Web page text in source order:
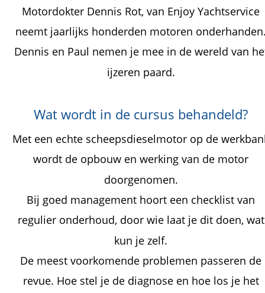
Motordokter Dennis Rot, van Enjoy Yachtservice
neemt jaarlijks honderden motoren
Dennis en Paul nemen je mee in de wereld van
ijzeren paard.
Wat wordt in de cursus behandeld?
Met een echte scheepsdieselmotor op de
wordt de opbouw en werking van de motor
doorgenomen.
Bij goed management hoort een checklist van
regulier onderhoud, door wie laat je dit doen,
kun je zelf.
De meest voorkomende problemen passeren de
revue. Hoe stel je de diagnose en hoe los je het